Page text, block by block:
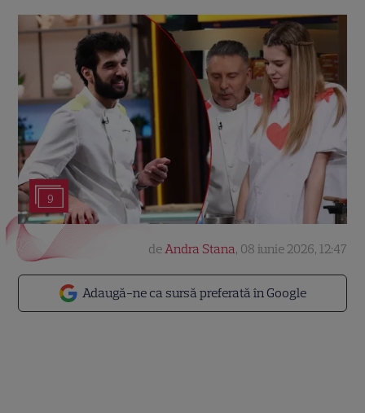
9
Adaugă-ne ca sursă preferată în Google
deAndra Stana, 08 iunie 2026, 12:47